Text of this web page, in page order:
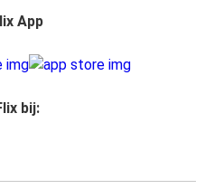
App
bij: